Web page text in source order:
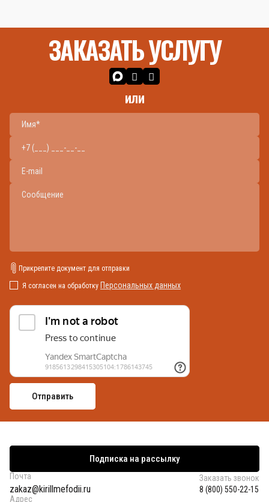
ЗАКАЗАТЬ УСЛУГУ
или
Прикрепите документ для отправки
Я согласен на обработку Персональных данных
Подписка на рассылку
Почта
zakaz@kirillmefodii.ru
Заказать звонок
8 (800) 550-22-15
Адрес